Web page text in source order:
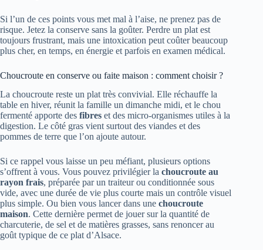
Si l’un de ces points vous met mal à l’aise, ne prenez pas de
risque. Jetez la conserve sans la goûter. Perdre un plat est
toujours frustrant, mais une intoxication peut coûter beaucoup
plus cher, en temps, en énergie et parfois en examen médical.
Choucroute en conserve ou faite maison : comment choisir ?
La choucroute reste un plat très convivial. Elle réchauffe la
table en hiver, réunit la famille un dimanche midi, et le chou
fermenté apporte des fibres et des micro-organismes utiles à la
digestion. Le côté gras vient surtout des viandes et des
pommes de terre que l’on ajoute autour.
Si ce rappel vous laisse un peu méfiant, plusieurs options
s’offrent à vous. Vous pouvez privilégier la choucroute au
rayon frais, préparée par un traiteur ou conditionnée sous
vide, avec une durée de vie plus courte mais un contrôle visuel
plus simple. Ou bien vous lancer dans une choucroute
maison. Cette dernière permet de jouer sur la quantité de
charcuterie, de sel et de matières grasses, sans renoncer au
goût typique de ce plat d’Alsace.